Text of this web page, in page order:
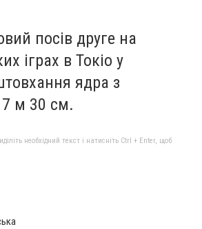
посів друге на
іграх в Токіо у
ядра з
м 30 см.
необхідний текст і натисніть Ctrl + Enter, щоб